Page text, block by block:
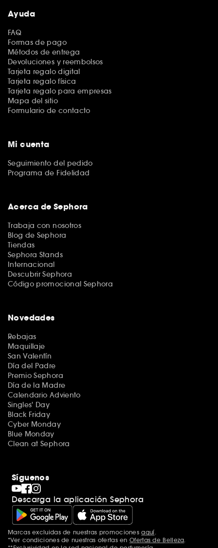
Ayuda
FAQ
Formas de pago
Métodos de entrega
Devoluciones y reembolsos
Tarjeta regalo digital
Tarjeta regalo física
Tarjeta regalo para empresas
Mapa del sitio
Formulario de contacto
Mi cuenta
Seguimiento del pedido
Programa de Fidelidad
Acerca de Sephora
Trabaja con nosotros
Blog de Sephora
Tiendas
Sephora Stands
Internacional
Descubrir Sephora
Código promocional Sephora
Novedades
Rebajas
Maquillaje
San Valentín
Día del Padre
Premio Sephora
Día de la Madre
Calendario Adviento
Singles' Day
Black Friday
Cyber Monday
Blue Monday
Clean at Sephora
Síguenos
Descarga la aplicación Sephora
Marcas excluidas de nuestras promocionesaquí
*Ver condiciones de nuestras ofertas en Ofertas de Belleza